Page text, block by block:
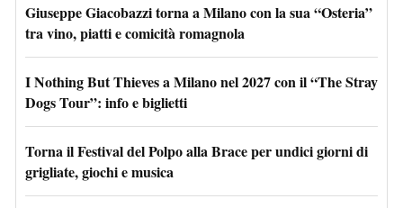
Giuseppe Giacobazzi torna a Milano con la sua “Osteria”
tra vino, piatti e comicità romagnola
I Nothing But Thieves a Milano nel 2027 con il “The Stray
Dogs Tour”: info e biglietti
Torna il Festival del Polpo alla Brace per undici giorni di
grigliate, giochi e musica